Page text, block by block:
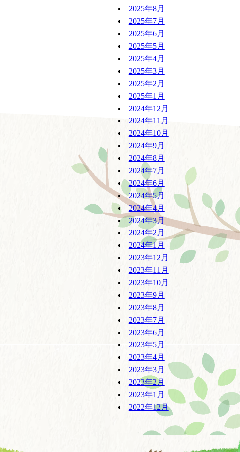
2025年8月
2025年7月
2025年6月
2025年5月
2025年4月
2025年3月
2025年2月
2025年1月
2024年12月
2024年11月
2024年10月
2024年9月
2024年8月
2024年7月
2024年6月
2024年5月
2024年4月
2024年3月
2024年2月
2024年1月
2023年12月
2023年11月
2023年10月
2023年9月
2023年8月
2023年7月
2023年6月
2023年5月
2023年4月
2023年3月
2023年2月
2023年1月
2022年12月